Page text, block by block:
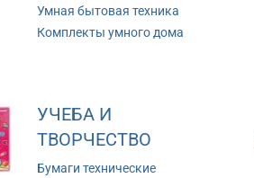
Умная бытовая техника
Комплекты умного дома
УЧЕБА И
ТВОРЧЕСТВО
Бумаги технические